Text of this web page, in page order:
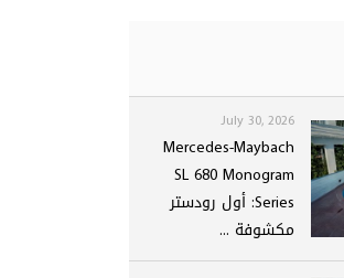
July 30, 2026
Mercedes-Maybach
SL 680 Monogram
Series: أول رودستر
مكشوفة ...